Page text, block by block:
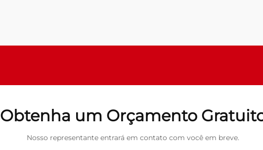
Obtenha um Orçamento
Nosso representante entrará em contato com você em breve.